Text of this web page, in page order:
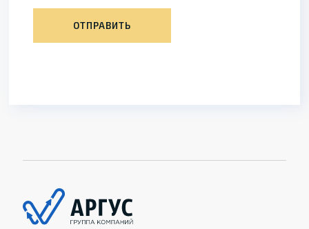
ОТПРАВИТЬ